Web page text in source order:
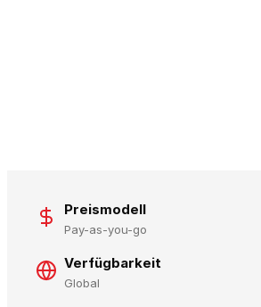
Preismodell
Pay-as-you-go
Verfügbarkeit
Global